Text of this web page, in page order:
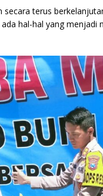
terus
hal-hal yang menjadi